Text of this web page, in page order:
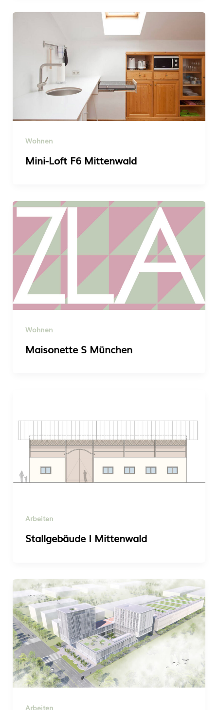
Wohnen
Mini-Loft F6 Mittenwald
Wohnen
Maisonette S München
Arbeiten
Stallgebäude I Mittenwald
Arbeiten